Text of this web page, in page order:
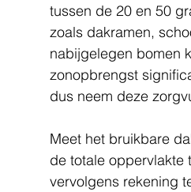
tussen de 20 en 50
zoals dakramen,
nabijgelegen bomen
zonopbrengst
dus neem deze
Meet het bruikbare
de totale oppervlakte
vervolgens rekening